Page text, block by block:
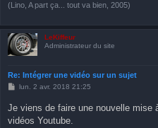
(Lino, A part ça... tout va bien, 2005)
LeKiffeur
Administrateur du site
Re: Intégrer une vidéo sur un sujet
M
s
a
lun. 2 avr. 2018 21:25
Je viens de faire une nouvelle mise
vidéos Youtube.